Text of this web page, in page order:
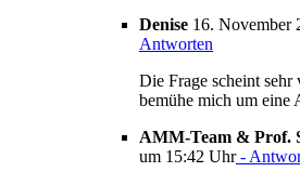
Denise 16. November
Antworten
Die Frage scheint sehr
bemühe mich um eine
AMM-Team & Prof.
um 15:42 Uhr-